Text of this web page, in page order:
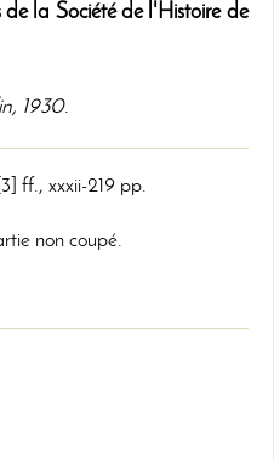
de la Société de l'Histoire de
, 1930.
ff., xxxii-219 pp.
non coupé.